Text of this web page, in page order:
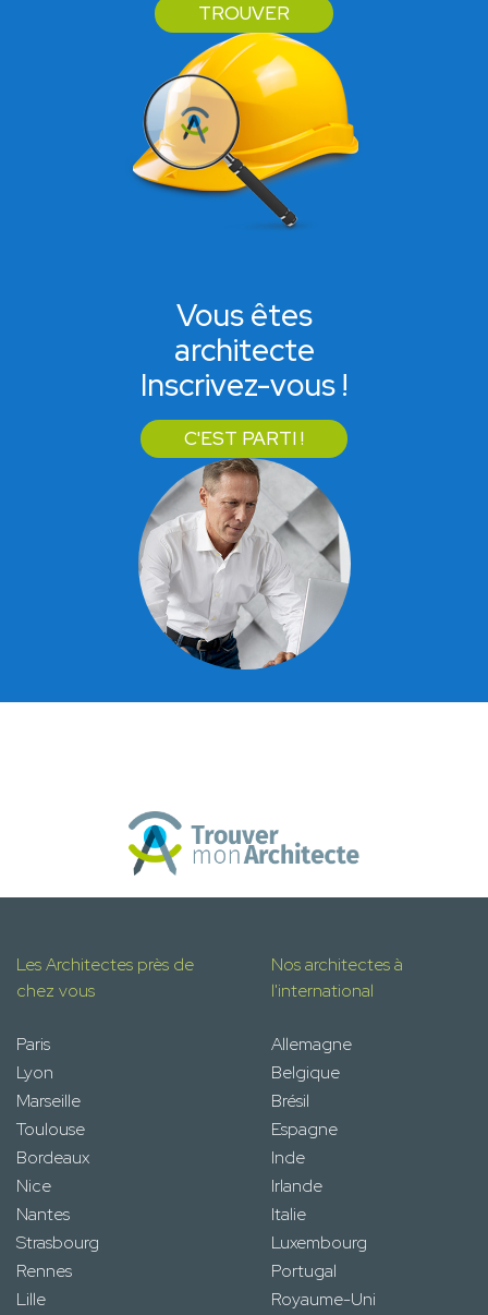
TROUVER
Vous êtes
architecte
Inscrivez-vous !
C'EST PARTI !
Les Architectes près de
chez vous
Paris
Lyon
Marseille
Toulouse
Bordeaux
Nice
Nantes
Strasbourg
Rennes
Lille
Nos architectes à
l'international
Allemagne
Belgique
Brésil
Espagne
Inde
Irlande
Italie
Luxembourg
Portugal
Royaume-Uni